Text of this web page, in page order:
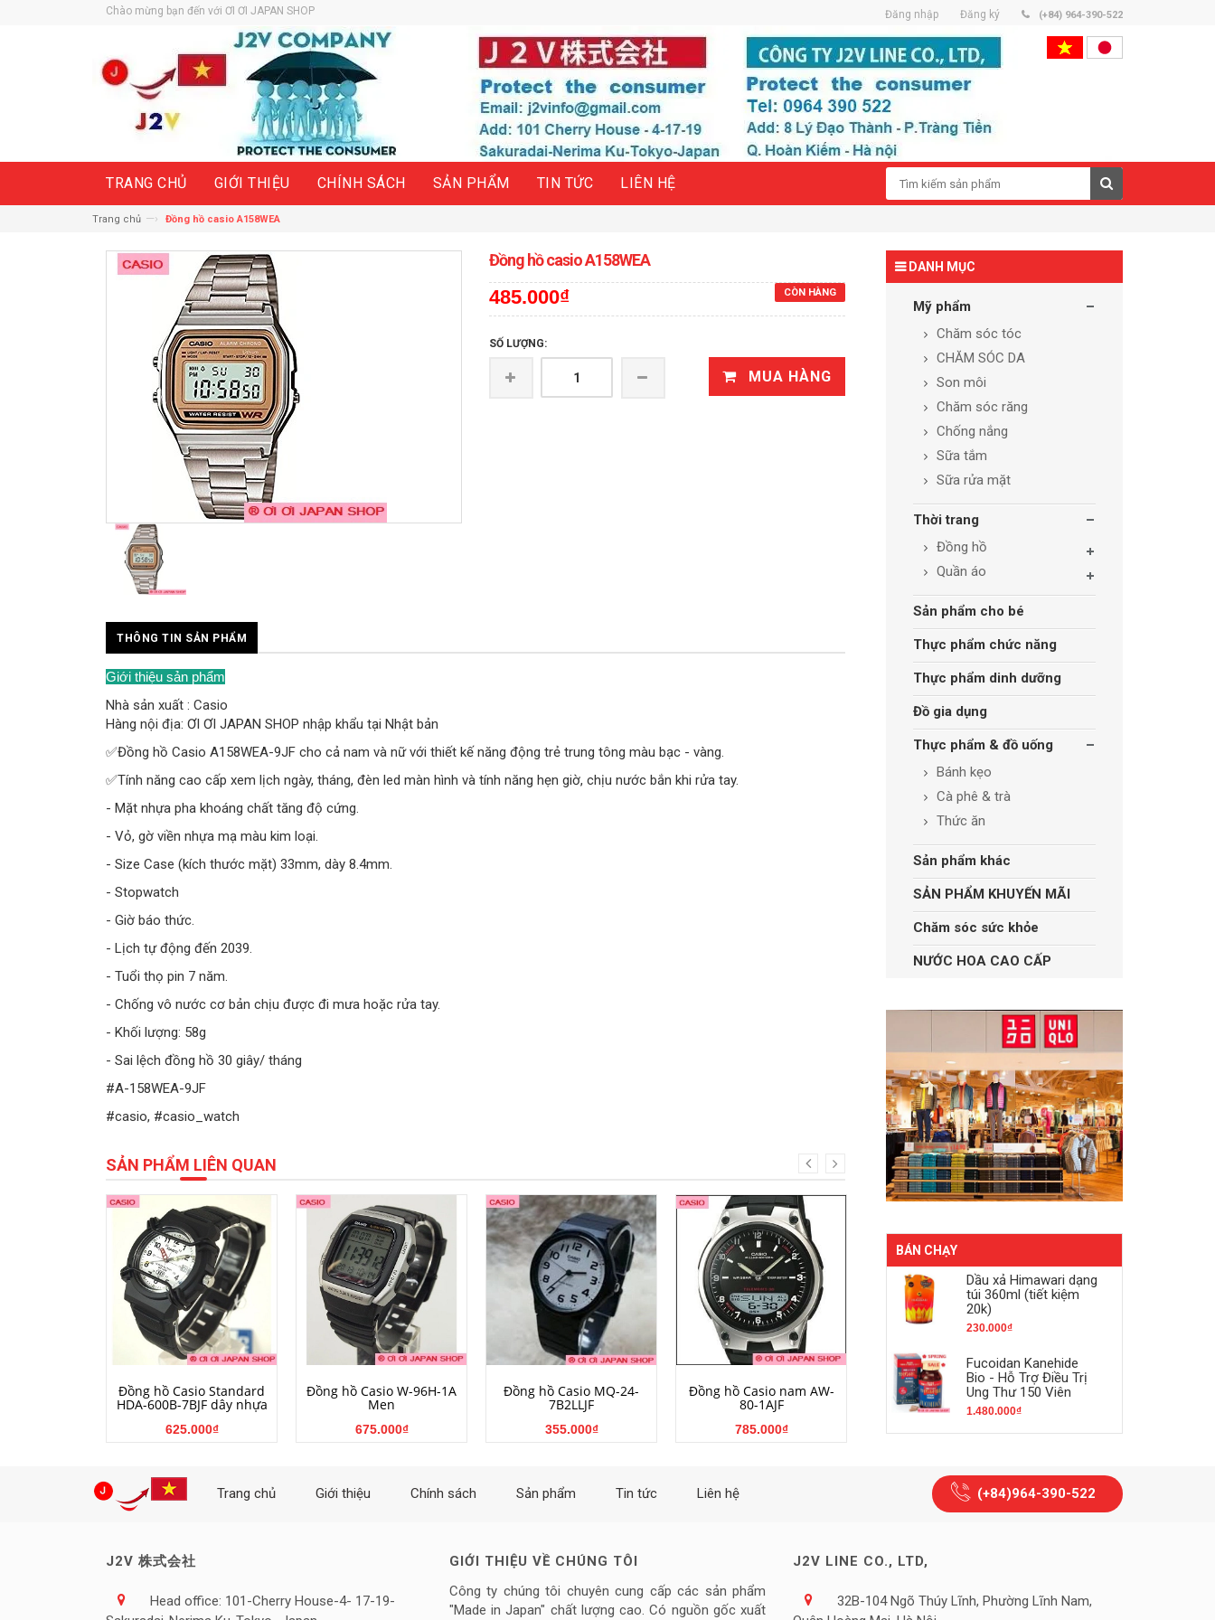
Chào mừng bạn đến với ƠI ƠI JAPAN SHOP Đăng nhập Đăng ký (+84) 964-390-522
TRANG CHỦ GIỚI THIỆU CHÍNH SÁCH SẢN PHẨM TIN TỨC LIÊN HỆ
Trang chủ —› Đồng hồ casio A158WEA
Đồng hồ casio A158WEA
CÒN HÀNG
485.000₫
SỐ LƯỢNG:
MUA HÀNG
THÔNG TIN SẢN PHẨM
Giới thiệu sản phẩm
Nhà sản xuất : Casio
Hàng nội địa: ƠI ƠI JAPAN SHOP nhập khẩu tại Nhật bản
✅Đồng hồ Casio A158WEA-9JF cho cả nam và nữ với thiết kế năng động trẻ trung tông màu bạc - vàng.
✅Tính năng cao cấp xem lịch ngày, tháng, đèn led màn hình và tính năng hẹn giờ, chịu nước bắn khi rửa tay.
- Mặt nhựa pha khoáng chất tăng độ cứng.
- Vỏ, gờ viền nhựa mạ màu kim loại.
- Size Case (kích thước mặt) 33mm, dày 8.4mm.
- Stopwatch
- Giờ báo thức.
- Lịch tự động đến 2039.
- Tuổi thọ pin 7 năm.
- Chống vô nước cơ bản chịu được đi mưa hoặc rửa tay.
- Khối lượng: 58g
- Sai lệch đồng hồ 30 giây/ tháng
#A-158WEA-9JF
#casio, #casio_watch
SẢN PHẨM LIÊN QUAN
MUA HÀNG
Đồng hồ Casio Standard
HDA-600B-7BJF dây nhựa
625.000₫
MUA HÀNG
Đồng hồ Casio W-96H-1A
Men
675.000₫
MUA HÀNG
Đồng hồ Casio MQ-24-
7B2LLJF
355.000₫
MUA HÀNG
Đồng hồ Casio nam AW-
80-1AJF
785.000₫
MUA HÀNG
Casio wave ceptor WVQ-
M410DE-1A3JF Mens
Japan Import
Đồng hồ casio A158WEA
DANH MỤC
Mỹ phẩm
Chăm sóc tóc
CHĂM SÓC DA
Son môi
Chăm sóc răng
Chống nắng
Sữa tắm
Sữa rửa mặt
Thời trang
Đồng hồ
Quần áo
Sản phẩm cho bé
Thực phẩm chức năng
Thực phẩm dinh dưỡng
Đồ gia dụng
Thực phẩm & đồ uống
Bánh kẹo
Cà phê & trà
Thức ăn
Sản phẩm khác
SẢN PHẨM KHUYẾN MÃI
Chăm sóc sức khỏe
NƯỚC HOA CAO CẤP
BÁN CHẠY
Dầu xả Himawari dạng
túi 360ml (tiết kiệm
20k)
230.000₫
Fucoidan Kanehide
Bio - Hỗ Trợ Điều Trị
Ung Thư 150 Viên
1.480.000₫
Trang chủ Giới thiệu Chính sách Sản phẩm Tin tức Liên hệ (+84)964-390-522
J2V 株式会社
Head office: 101-Cherry House-4- 17-19-
GIỚI THIỆU VỀ CHÚNG TÔI
Công ty chúng tôi chuyên cung cấp các sản phẩm
"Made in Japan" chất lượng cao. Có nguồn gốc xuất
J2V LINE CO., LTD,
32B-104 Ngõ Thúy Lĩnh, Phường Lĩnh Nam,